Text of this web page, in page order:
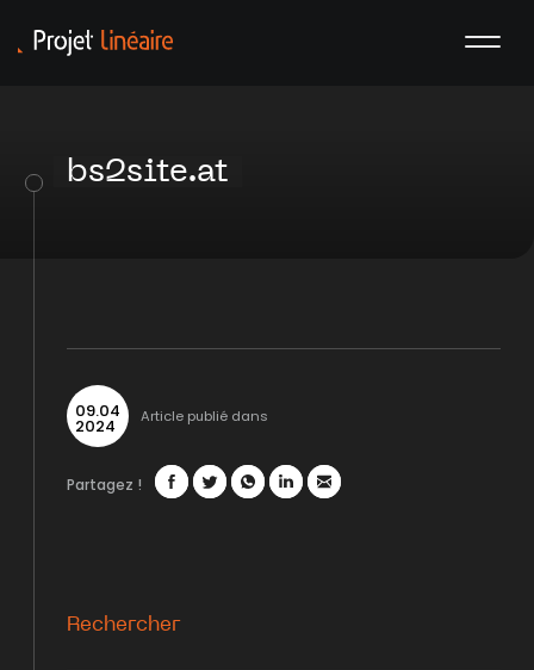
bs2site.at
09.04
2024 Article publié dans
Partagez !
Rechercher